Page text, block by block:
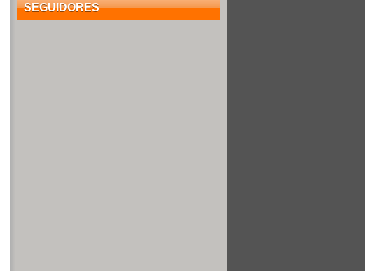
SEGUIDORES